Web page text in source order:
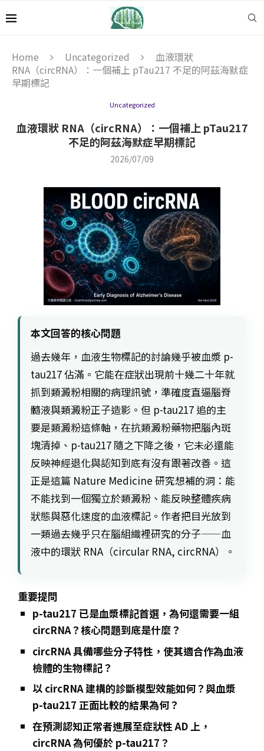
Home Uncategorized
血液環狀
RNA（circRNA）：一個補上 pTau217 不足的阿茲海默症
早期標記
Uncategorized
血液環狀 RNA（circRNA）：一個補上 pTau217
不足的阿茲海默症早期標記
2026/07/09
本文回答的核心問題
過去幾年，血液生物標記的討論幾乎被血漿 p-
tau217 佔滿。它能在症狀出現前十幾二十年就
抓到類澱粉相關的病理訊號，準確度直逼腦脊
髓液與類澱粉正子造影。但 p-tau217 追的主
要是類澱粉這條軸，在抗類澱粉藥物把腦內斑
塊清掉、p-tau217 隨之下降之後，它未必還能
反映神經退化與認知到底有沒有跟著改善。這
正是這篇 Nature Medicine 研究想補的洞：能
不能找到一個獨立於類澱粉、能反映整體疾病
狀態與惡化速度的血液標記。作者把目光放到
一類過去幾乎只在腦組織裡研究的分子——血
液中的環狀 RNA（circular RNA, circRNA）。
重要提問
p-tau217 已是血漿標記首選，為何還需要一組
circRNA？核心問題到底是什麼？
circRNA 具備哪些分子特性，使其適合作為血液
檢體的生物標記？
以 circRNA 建構的診斷模型效能如何？與血漿
p-tau217 正面比較的結果為何？
在預測認知正常者進展至症狀性 AD 上，
circRNA 為何優於 p-tau217？